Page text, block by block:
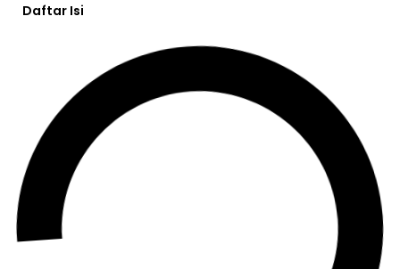
Daftar Isi